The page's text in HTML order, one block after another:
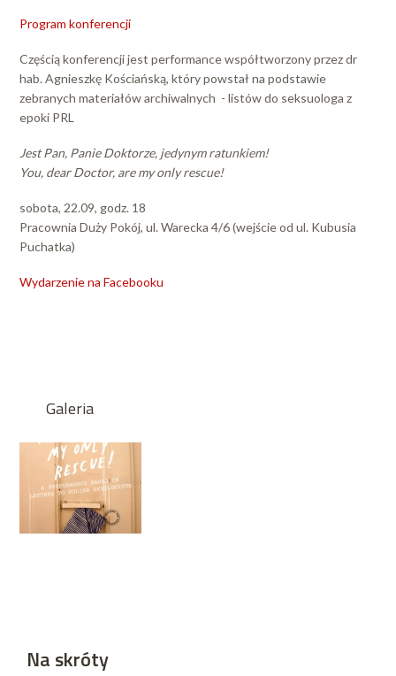
Program konferencji
Częścią konferencji jest performance współtworzony przez dr
hab. Agnieszkę Kościańską, który powstał na podstawie
zebranych materiałów archiwalnych - listów do seksuologa z
epoki PRL
Jest Pan, Panie Doktorze, jedynym ratunkiem!
You, dear Doctor, are my only rescue!
sobota, 22.09, godz. 18
Pracownia Duży Pokój, ul. Warecka 4/6 (wejście od ul. Kubusia
Puchatka)
Wydarzenie na Facebooku
Galeria
Na skróty